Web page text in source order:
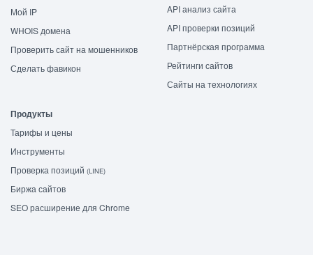
Мой IP
WHOIS домена
Проверить сайт на мошенников
Сделать фавикон
API анализ сайта
API проверки позиций
Партнёрская программа
Рейтинги сайтов
Сайты на технологиях
Продукты
Тарифы и цены
Инструменты
Проверка позиций (LINE)
Биржа сайтов
SEO расширение для Chrome